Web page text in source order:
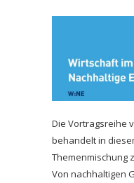
Die Vortragsreihe
behandelt in
Themenmischung
Von nachhaltigen